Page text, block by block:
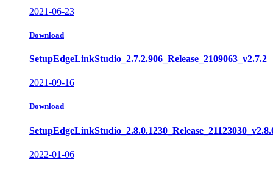
2021-06-23
Download
SetupEdgeLinkStudio_2.7.2.906_Release_2109063_v2.7.2
2021-09-16
Download
2022-01-06